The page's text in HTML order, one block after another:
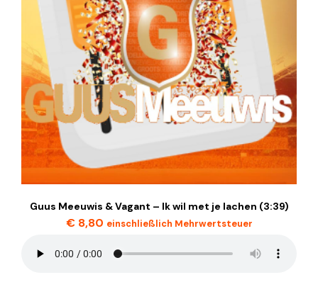
Guus Meeuwis & Vagant – Ik wil met je lachen (3:39)
€8,80 einschließlich Mehrwertsteuer